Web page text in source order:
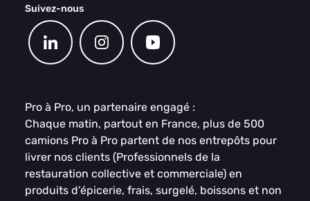
Suivez-nous
Pro à Pro, un partenaire engagé :
Chaque matin, partout en France, plus de 500
camions Pro à Pro partent de nos entrepôts pour
livrer nos clients (Professionnels de la
restauration collective et commerciale) en
produits d’épicerie, frais, surgelé, boissons et non